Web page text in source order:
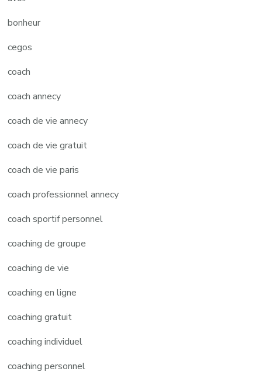
bonheur
cegos
coach
coach annecy
coach de vie annecy
coach de vie gratuit
coach de vie paris
coach professionnel annecy
coach sportif personnel
coaching de groupe
coaching de vie
coaching en ligne
coaching gratuit
coaching individuel
coaching personnel